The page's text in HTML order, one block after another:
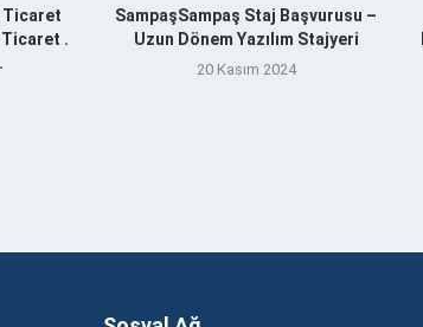
Ticaret
Ticaret .
SampaşSampaş Staj Başvurusu –
Uzun Dönem Yazılım Stajyeri
20 Kasım 2024